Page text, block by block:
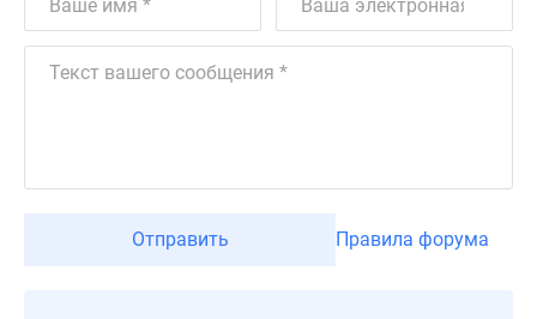
Отправить Правила форума